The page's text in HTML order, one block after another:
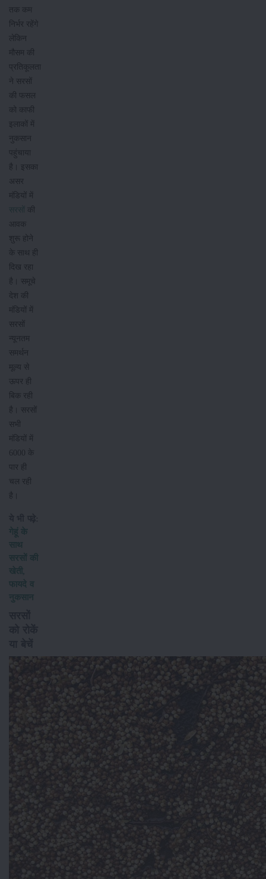
तक कम
निर्भर रहेंगे
लेकिन
मौसम की
प्रतिकूलता
ने सरसों
की फसल
को काफी
इलाकों में
नुकसान
पहुंचाया
है। इसका
असर
मंडियों में
सरसों
की
आवक
शुरू होने
के साथ ही
दिख रहा
है। समूचे
देश की
मंडियों में
सरसों
न्यूनतम
समर्थन
मूल्य से
ऊपर ही
बिक रही
है। सरसों
सभी
मंडियों में
6000 के
पार ही
चल रही
है।
गेहूं के
साथ
सरसों की
खेती,
फायदे व
नुकसान